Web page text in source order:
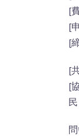
[
[
[
[
[